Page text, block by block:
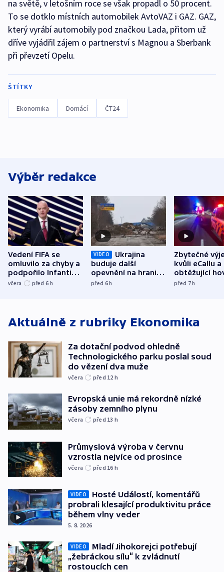
na světě, v letošním roce se však propadl o 50 procent.
To se dotklo místních automobilek AvtoVAZ i GAZ. GAZ,
který vyrábí automobily pod značkou Lada, přitom už
dříve vyjádřil zájem o partnerství s Magnou a Sberbank
při převzetí Opelu.
ŠTÍTKY
Ekonomika Domácí ČT24
Výběr redakce
Vedení FIFA se
omluvilo za chyby a
podpořilo Infantina.
UEFA trvá na
včera před 6 h
VIDEO
Ukrajina
buduje další
opevnění na hranici
s Běloruskem
před 6h
Zbytečné
kvůli eCallu a
obtěžující
zdržují
před 7h
Aktuálně z rubriky Ekonomika
Za dotační podvod ohledně
Technologického parku poslal soud
do vězení dva muže
včera před 12 h
Evropská unie má rekordně nízké
zásoby zemního plynu
včera před 13 h
Průmyslová výroba v červnu
vzrostla nejvíce od prosince
včera před 16 h
VIDEO
Hosté Událostí, komentářů
probrali klesající produktivitu práce
během vlny veder
5. 8. 2026
VIDEO
Mladí Jihokorejci potřebují
„žebráckou sílu“ k zvládnutí
rostoucích cen